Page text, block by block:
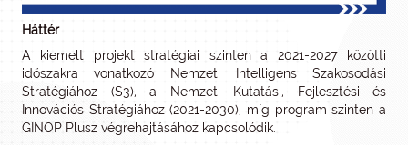
Háttér
A kiemelt projekt stratégiai szinten a 2021-2027 közötti
időszakra vonatkozó Nemzeti Intelligens Szakosodási
Stratégiához (S3), a Nemzeti Kutatási, Fejlesztési és
Innovációs Stratégiához (2021-2030), míg program szinten a
GINOP Plusz végrehajtásához kapcsolódik.